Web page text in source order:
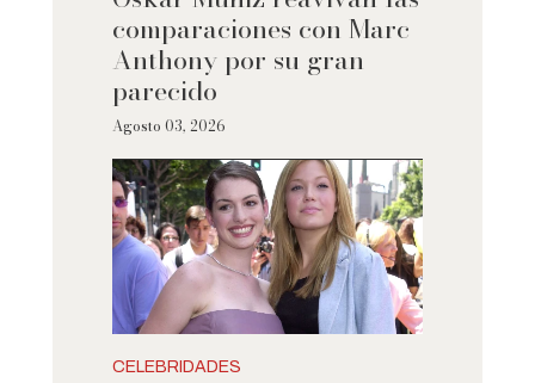
comparaciones con Marc
Anthony por su gran
parecido
Agosto 03, 2026
CELEBRIDADES